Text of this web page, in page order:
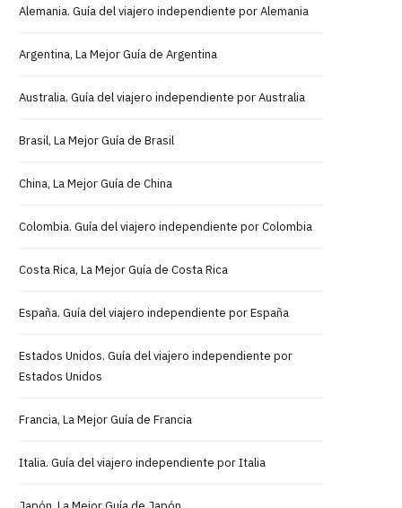
Alemania. Guía del viajero independiente por Alemania
Argentina, La Mejor Guía de Argentina
Australia. Guía del viajero independiente por Australia
Brasil, La Mejor Guía de Brasil
China, La Mejor Guía de China
Colombia. Guía del viajero independiente por Colombia
Costa Rica, La Mejor Guía de Costa Rica
España. Guía del viajero independiente por España
Estados Unidos. Guía del viajero independiente por
Estados Unidos
Francia, La Mejor Guía de Francia
Italia. Guía del viajero independiente por Italia